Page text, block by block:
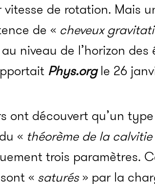
de rotation. Mais
de « cheveux
niveau de l’horizon
Phys.orgle 26
ont découvert qu’un
« théorème de la calvitie
trois paramètres.
« saturés» par la